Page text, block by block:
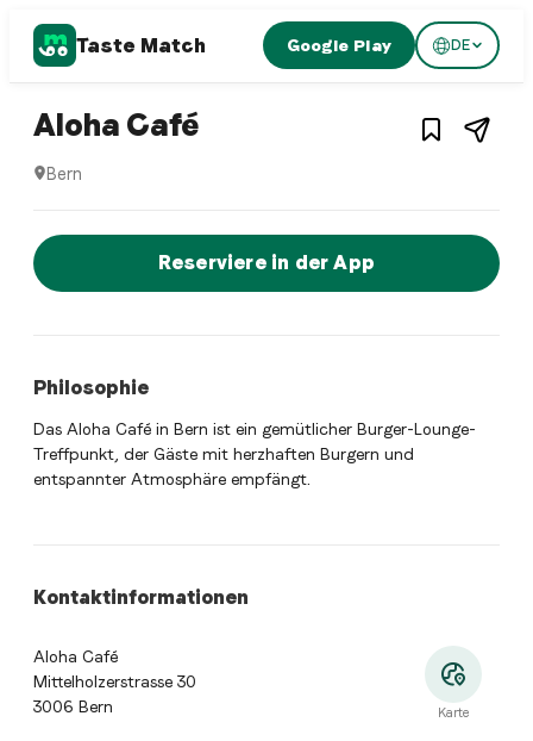
Taste Match Google Play DE
Hamburger restaurant 1 3
Aloha Café– Restaurant inBern
Bern
Jetzt sofort einen Tisch
Reserviere in der App
Philosophie
Das Aloha Café in Bern ist ein gemütlicher Burger-Lounge-
Treffpunkt, der Gäste mit herzhaften Burgern und
entspannter Atmosphäre empfängt.
Kontaktinformationen
Aloha Café
Mittelholzerstrasse 30
3006 Bern
Karte